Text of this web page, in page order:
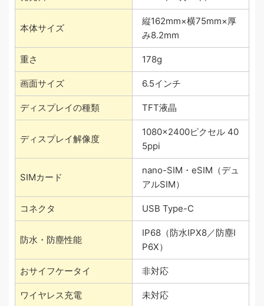
本体サイズ
縦162mm×横75mm×厚
み8.2mm
重さ 178g
画面サイズ 6.5インチ
ディスプレイの種類 TFT液晶
ディスプレイ解像度
1080×2400ピクセル 40
5ppi
SIMカード
nano-SIM・eSIM（デュ
アルSIM）
コネクタ USB Type-C
防水・防塵性能
IP68（防水IPX8／防塵I
P6X）
おサイフケータイ 非対応
ワイヤレス充電 未対応